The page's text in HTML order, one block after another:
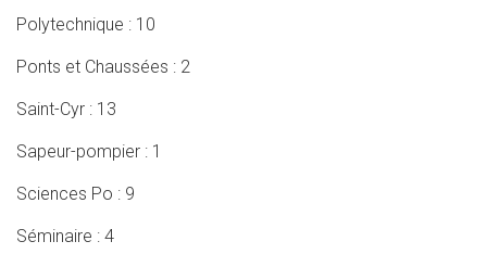
Polytechnique : 10
Ponts et Chaussées : 2
Saint-Cyr : 13
Sapeur-pompier : 1
Sciences Po : 9
Séminaire : 4